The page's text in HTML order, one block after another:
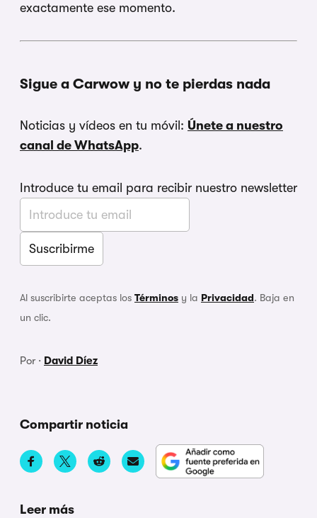
exactamente ese momento.
Sigue a Carwow y no te pierdas nada
Noticias y vídeos en tu móvil: Únete a nuestro
canal de WhatsApp.
Introduce tu email para recibir nuestro newsletter
Al suscribirte aceptas los Términos y la Privacidad. Baja en
un clic.
Por · David Díez
Compartir noticia
Leer más